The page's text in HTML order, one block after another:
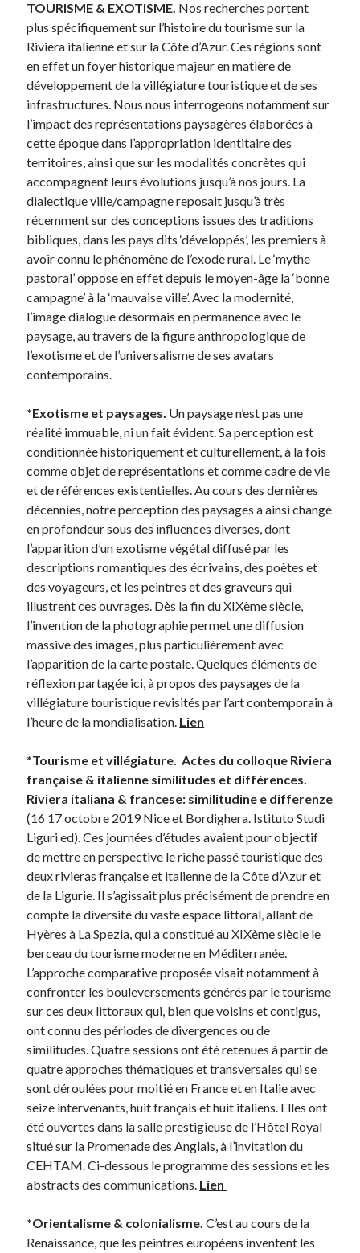
TOURISME & EXOTISME. Nos recherches portent
plus spécifiquement sur l’histoire du tourisme sur la
Riviera italienne et sur la Côte d’Azur. Ces régions sont
en effet un foyer historique majeur en matière de
développement de la villégiature touristique et de ses
infrastructures. Nous nous interrogeons notamment sur
l’impact des représentations paysagères élaborées à
cette époque dans l’appropriation identitaire des
territoires, ainsi que sur les modalités concrètes qui
accompagnent leurs évolutions jusqu’à nos jours. La
dialectique ville/campagne reposait jusqu’à très
récemment sur des conceptions issues des traditions
bibliques, dans les pays dits ‘développés’, les premiers à
avoir connu le phénomène de l’exode rural. Le ‘mythe
pastoral’ oppose en effet depuis le moyen-âge la ‘bonne
campagne’ à la ‘mauvaise ville’. Avec la modernité,
l’image dialogue désormais en permanence avec le
paysage, au travers de la figure anthropologique de
l’exotisme et de l’universalisme de ses avatars
contemporains.
*Exotisme et paysages. Un paysage n’est pas une
réalité immuable, ni un fait évident. Sa perception est
conditionnée historiquement et culturellement, à la fois
comme objet de représentations et comme cadre de vie
et de références existentielles. Au cours des dernières
décennies, notre perception des paysages a ainsi changé
en profondeur sous des influences diverses, dont
l’apparition d’un exotisme végétal diffusé par les
descriptions romantiques des écrivains, des poètes et
des voyageurs, et les peintres et des graveurs qui
illustrent ces ouvrages. Dès la fin du XIXème siècle,
l’invention de la photographie permet une diffusion
massive des images, plus particulièrement avec
l’apparition de la carte postale. Quelques éléments de
réflexion partagée ici, à propos des paysages de la
villégiature touristique revisités par l’art contemporain à
l’heure de la mondialisation. Lien
*Tourisme et villégiature. Actes du colloque Riviera
française & italienne similitudes et différences.
Riviera italiana & francese: similitudine e differenze
(16 17 octobre 2019 Nice et Bordighera. Istituto Studi
Liguri ed). Ces journées d’études avaient pour objectif
de mettre en perspective le riche passé touristique des
deux rivieras française et italienne de la Côte d’Azur et
de la Ligurie. Il s’agissait plus précisément de prendre en
compte la diversité du vaste espace littoral, allant de
Hyères à La Spezia, qui a constitué au XIXème siècle le
berceau du tourisme moderne en Méditerranée.
L’approche comparative proposée visait notamment à
confronter les bouleversements générés par le tourisme
sur ces deux littoraux qui, bien que voisins et contigus,
ont connu des périodes de divergences ou de
similitudes. Quatre sessions ont été retenues à partir de
quatre approches thématiques et transversales qui se
sont déroulées pour moitié en France et en Italie avec
seize intervenants, huit français et huit italiens. Elles ont
été ouvertes dans la salle prestigieuse de l’Hôtel Royal
situé sur la Promenade des Anglais, à l’invitation du
CEHTAM. Ci-dessous le programme des sessions et les
abstracts des communications. Lien
*Orientalisme & colonialisme. C’est au cours de la
Renaissance, que les peintres européens inventent les